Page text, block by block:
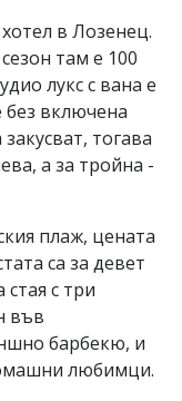
в Лозенец.
там е 100
лукс с вана е
без включена
тогава
а за тройна -
плаж, цената
са за девет
с три
във
барбекю, и
любимци.